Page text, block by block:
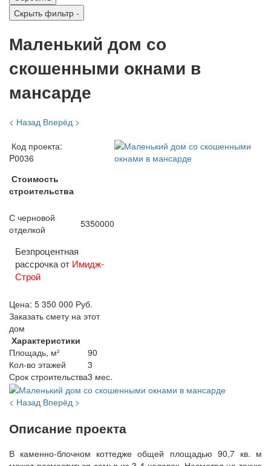
Скрыть фильтр -
Маленький дом со
скошенными окнами в
мансарде
< Назад Вперёд >
Код проекта:
P0036
Стоимость
строительства
С черновой
отделкой
5350000
Безпроцентная
рассрочка от Имидж-
Строй
Цена: 5 350 000 Руб.
Заказать смету на этот
дом
Характеристики
Площадь, м²
90
Кол-во этажей
3
Срок строительства3 мес.
< Назад Вперёд >
Описание проекта
В каменно-блочном коттедже общей площадью 90,7 кв. м